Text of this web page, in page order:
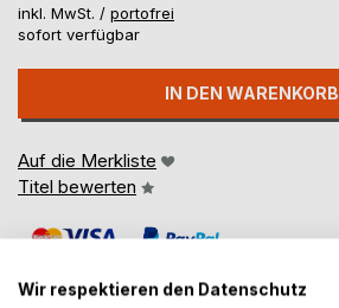
inkl. MwSt. / portofrei
sofort verfügbar
IN DEN WARENKORB
Auf die Merkliste
Titel bewerten
Wir respektieren den Datenschutz